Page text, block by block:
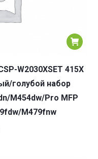
W2030XSET 415X
голубой набор
M454dw/Pro MFP
M479fnw